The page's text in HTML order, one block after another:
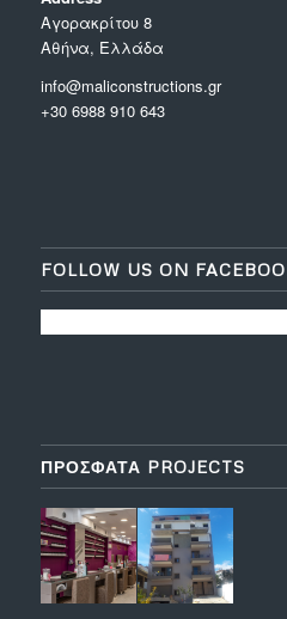
Aγορακρίτου 8
Αθήνα, Ελλάδα
info@maliconstructions.gr
+30 6988 910 643
FOLLOW US ON
ΠΡΟΣΦΑΤΑ PROJECTS